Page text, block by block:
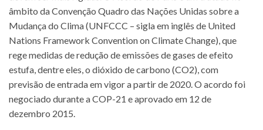
âmbito da Convenção Quadro das Nações Unidas sobre a
Mudança do Clima (UNFCCC – sigla em inglês de United
Nations Framework Convention on Climate Change), que
rege medidas de redução de emissões de gases de efeito
estufa, dentre eles, o dióxido de carbono (CO2), com
previsão de entrada em vigor a partir de 2020. O acordo foi
negociado durante a COP-21 e aprovado em 12 de
dezembro 2015.